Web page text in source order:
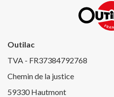
Outilac
TVA - FR37384792768
Chemin de la justice
59330 Hautmont